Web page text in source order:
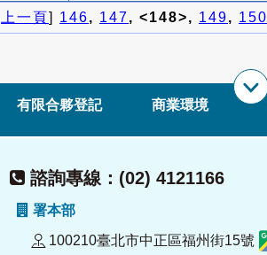
上一頁] 146, 147, <148>, 149, 150
有限合夥登記 商業環境
諮詢專線：(02) 4121166
署本部
100210臺北市中正區福州街15號